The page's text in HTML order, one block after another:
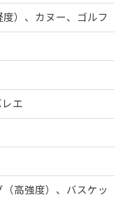
）、カヌー、ゴルフ
エ
高強度）、バスケッ